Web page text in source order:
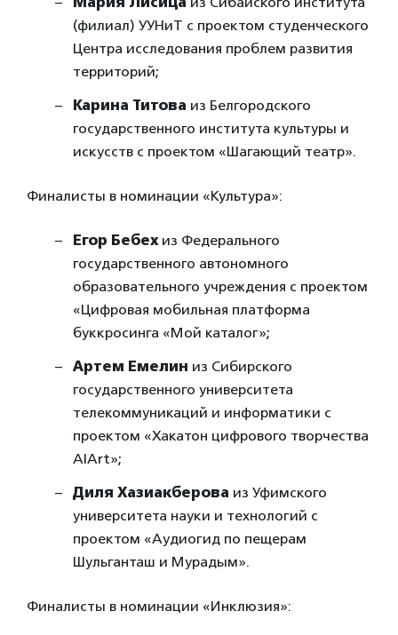
(филиал) УУНиТ с проектом студенческого
Центра исследования проблем развития
территорий;
Карина Титова из Белгородского
государственного института культуры и
искусств с проектом «Шагающий театр».
Финалисты в номинации «Культура»:
Егор Бебех из Федерального
государственного автономного
образовательного учреждения с проектом
«Цифровая мобильная платформа
буккросинга «Мой каталог»;
Артем Емелин из Сибирского
государственного университета
телекоммуникаций и информатики с
проектом «Хакатон цифрового творчества
AIArt»;
Диля Хазиакберова из Уфимского
университета науки и технологий с
проектом «Аудиогид по пещерам
Шульганташ и Мурадым».
Финалисты в номинации «Инклюзия»: